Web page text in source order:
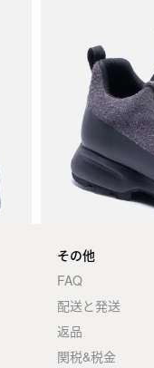
その他
FAQ
配送と発送
返品
関税&税金